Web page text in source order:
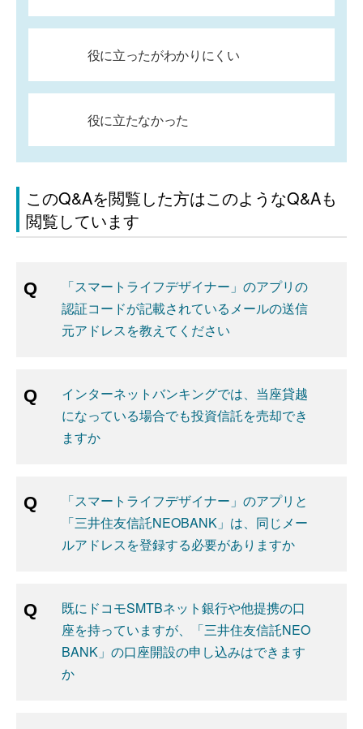
役に立ったがわかりにくい
役に立たなかった
このQ&Aを閲覧した方はこのようなQ&Aも
閲覧しています
「スマートライフデザイナー」のアプリの
認証コードが記載されているメールの送信
元アドレスを教えてください
インターネットバンキングでは、当座貸越
になっている場合でも投資信託を売却でき
ますか
「スマートライフデザイナー」のアプリと
「三井住友信託NEOBANK」は、同じメー
ルアドレスを登録する必要がありますか
既にドコモSMTBネット銀行や他提携の口
座を持っていますが、「三井住友信託NEO
BANK」の口座開設の申し込みはできます
か